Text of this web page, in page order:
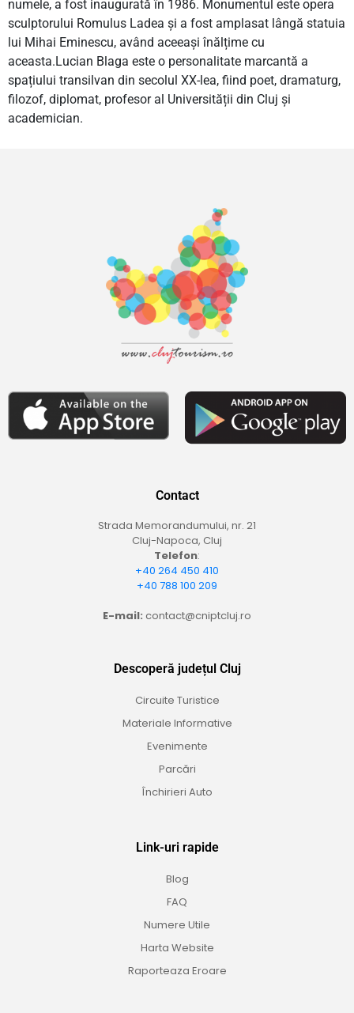
numele, a fost inaugurată în 1986. Monumentul este opera
sculptorului Romulus Ladea şi a fost amplasat lângă statuia
lui Mihai Eminescu, având aceeași înălțime cu
aceasta.Lucian Blaga este o personalitate marcantă a
spațiului transilvan din secolul XX-lea, fiind poet, dramaturg,
filozof, diplomat, profesor al Universității din Cluj şi
academician.
Contact
Strada Memorandumului, nr. 21
Cluj-Napoca, Cluj
Telefon:
+40 264 450 410
+40 788 100 209
E-mail: contact@cniptcluj.ro
Descoperă județul Cluj
Circuite Turistice
Materiale Informative
Evenimente
Parcări
Închirieri Auto
Link-uri rapide
Blog
FAQ
Numere Utile
Harta Website
Raporteaza Eroare